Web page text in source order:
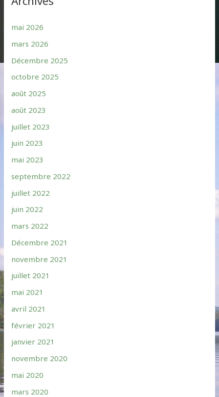
mai 2026
mars 2026
Décembre 2025
octobre 2025
août 2025
août 2023
juillet 2023
juin 2023
mai 2023
septembre 2022
juillet 2022
juin 2022
mars 2022
Décembre 2021
novembre 2021
juillet 2021
mai 2021
avril 2021
février 2021
janvier 2021
novembre 2020
mai 2020
mars 2020